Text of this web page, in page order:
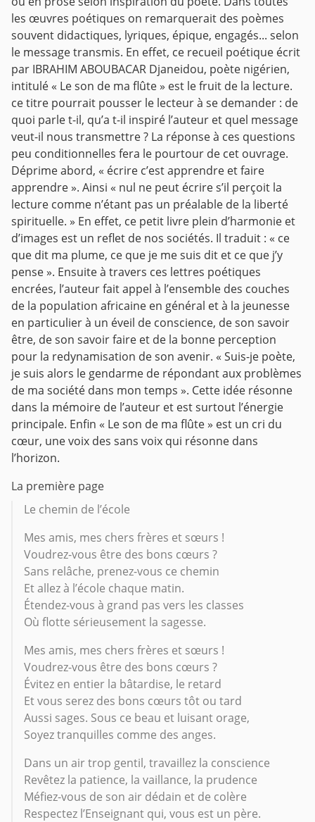
les œuvres poétiques on remarquerait des poèmes
souvent didactiques, lyriques, épique, engagés... selon
le message transmis. En effet, ce recueil poétique écrit
par IBRAHIM ABOUBACAR Djaneidou, poète nigérien,
intitulé « Le son de ma flûte » est le fruit de la lecture.
ce titre pourrait pousser le lecteur à se demander : de
quoi parle t-il, qu’a t-il inspiré l’auteur et quel message
veut-il nous transmettre ? La réponse à ces questions
peu conditionnelles fera le pourtour de cet ouvrage.
Déprime abord, « écrire c’est apprendre et faire
apprendre ». Ainsi « nul ne peut écrire s’il perçoit la
lecture comme n’étant pas un préalable de la liberté
spirituelle. » En effet, ce petit livre plein d’harmonie et
d’images est un reflet de nos sociétés. Il traduit : « ce
que dit ma plume, ce que je me suis dit et ce que j’y
pense ». Ensuite à travers ces lettres poétiques
encrées, l’auteur fait appel à l’ensemble des couches
de la population africaine en général et à la jeunesse
en particulier à un éveil de conscience, de son savoir
être, de son savoir faire et de la bonne perception
pour la redynamisation de son avenir. « Suis-je poète,
je suis alors le gendarme de répondant aux problèmes
de ma société dans mon temps ». Cette idée résonne
dans la mémoire de l’auteur et est surtout l’énergie
principale. Enfin « Le son de ma flûte » est un cri du
cœur, une voix des sans voix qui résonne dans
l’horizon.
La première page
Le chemin de l’école
Mes amis, mes chers frères et sœurs !
Voudrez-vous être des bons cœurs ?
Sans relâche, prenez-vous ce chemin
Et allez à l’école chaque matin.
Étendez-vous à grand pas vers les classes
Où flotte sérieusement la sagesse.
Mes amis, mes chers frères et sœurs !
Voudrez-vous être des bons cœurs ?
Évitez en entier la bâtardise, le retard
Et vous serez des bons cœurs tôt ou tard
Aussi sages. Sous ce beau et luisant orage,
Soyez tranquilles comme des anges.
Dans un air trop gentil, travaillez la conscience
Revêtez la patience, la vaillance, la prudence
Méfiez-vous de son air dédain et de colère
Respectez l’Enseignant qui, vous est un père.